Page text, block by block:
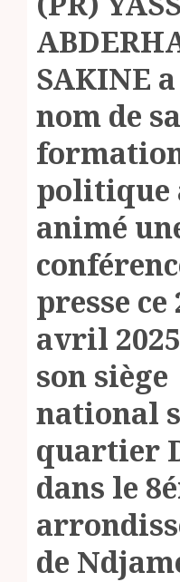
SAKINE
nom de sa
politique
animé
presse ce
avril
son siège
national
quartier
dans le
de